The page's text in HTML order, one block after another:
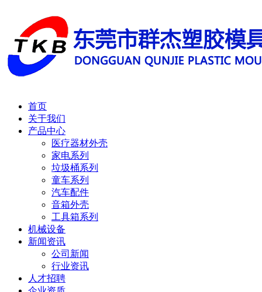
首页
关于我们
产品中心
医疗器材外壳
家电系列
垃圾桶系列
童车系列
汽车配件
音箱外壳
工具箱系列
机械设备
新闻资讯
公司新闻
行业资讯
人才招聘